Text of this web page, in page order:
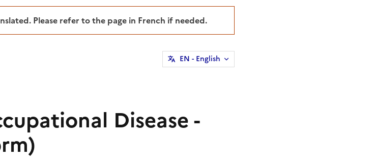
Please refer to the page in French if needed.
EN - English
Disease -